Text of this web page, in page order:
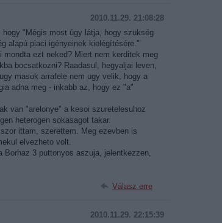
2010.11.29. 21:08:28
"Mégis most úgy látja, hogy szükség
alapú piaci igényeinek kielégítésére."
ezt neked? Miert nem kerditek meg
bocsatkozni? Raadasul, hegyaljai leven,
masok arrafele nem ugy velik, hogy a
adna meg - inkabb az, hogy ez "a"
van "arelonye" a kesoi szuretelesuhoz
heterogen sokasagot takar.
ittam, szerettem. Meg ezevben is
elvezheto volt.
Borhaz 3 puttonyos aszuja, jelentkezzen,
Válasz erre
2010.11.29. 22:15:39